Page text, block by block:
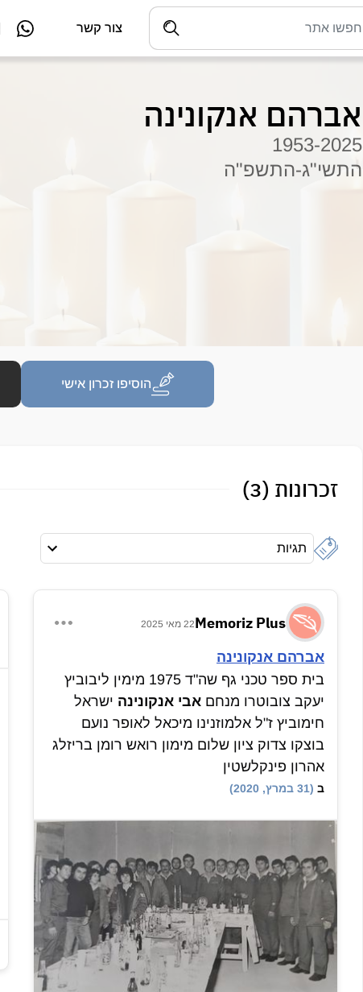
צור קשר
אברהם אנקונינה
1953-2025
התשי"ג-התשפ"ה
הוסיפו זכרון אישי
זכרונות (3)
תגיות
Memoriz Plus22 מאי 2025
אברהם אנקונינה
בית ספר טכני גף שה"ד 1975 מימין ליבוביץ
יעקב צובוטרו מנחם אבי אנקונינה ישראל
חימוביץ ז"ל אלמוזנינו מיכאל לאופר נועם
בוצקו צדוק ציון שלום מימון רואש רומן בריזלג
אהרון פינקלשטין
ב (31 במרץ, 2020)